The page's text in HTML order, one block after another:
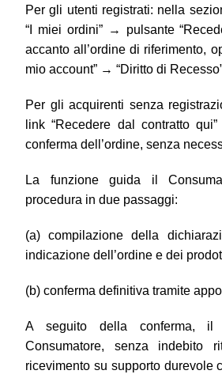
Per gli utenti registrati: nella
“I miei ordini” → pulsante
accanto all’ordine di riferimento,
mio account” → “Diritto di
Per gli acquirenti senza
link “Recedere dal contratto
conferma dell’ordine, senza
La funzione guida il
procedura in due passaggi:
(a) compilazione della
indicazione dell’ordine e dei
(b) conferma definitiva tramite
A seguito della conferma, il
Consumatore, senza indebito
ricevimento su supporto durevole